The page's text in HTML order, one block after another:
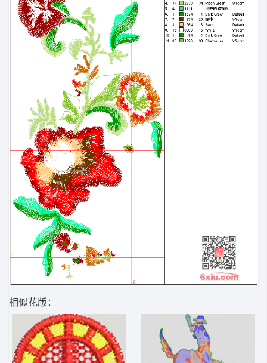
相似花版：